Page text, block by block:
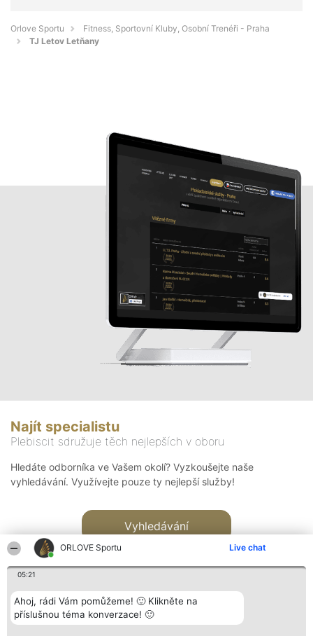
ORLOVE Sportu Live chat
05:21
Ahoj, rádi Vám pomůžeme! 🙂 Klikněte na
příslušnou téma konverzace! 🙂
Orlove Sportu
Fitness, Sportovní Kluby, Osobní Trenéři - Praha
TJ Letov Letňany
Najít specialistu
Plebiscit sdružuje těch nejlepších v oboru
Hledáte odborníka ve Vašem okolí? Vyzkoušejte naše
vyhledávání. Využívejte pouze ty nejlepší služby!
Vyhledávání